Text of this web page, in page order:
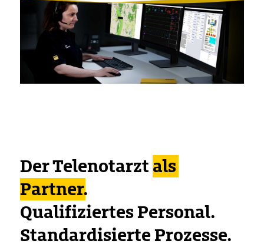
Der Telenotarzt als
Partner.
Qualifiziertes Personal.
Standardisierte Prozesse.